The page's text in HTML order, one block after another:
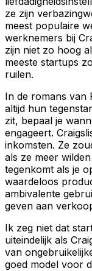
ze zijn
meest populaire
werknemers bij
zijn niet zo hoog
meeste startups
ruilen.
In de romans van
altijd hun
zit, bepaal je
engageert.
inkomsten. Ze
als ze meer
tegenkomt als je
waardeloos
ambivalente
geven aan
Ik zeg niet dat
uiteindelijk als
van
goed model voor